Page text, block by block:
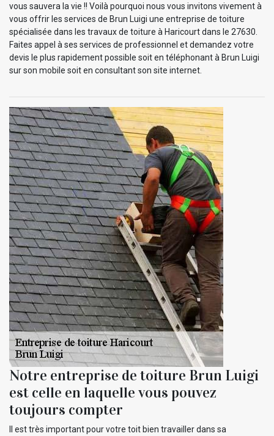
vous sauvera la vie !! Voilà pourquoi nous vous invitons vivement à
vous offrir les services de Brun Luigi une entreprise de toiture
spécialisée dans les travaux de toiture à Haricourt dans le 27630.
Faites appel à ses services de professionnel et demandez votre
devis le plus rapidement possible soit en téléphonant à Brun Luigi
sur son mobile soit en consultant son site internet.
Notre entreprise de toiture Brun Luigi
est celle en laquelle vous pouvez
toujours compter
Il est très important pour votre toit bien travailler dans sa